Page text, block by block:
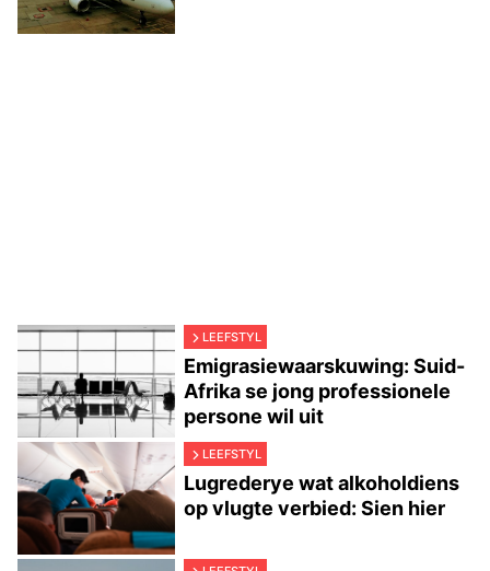
LEEFSTYL
Emigrasiewaarskuwing: Suid-
Afrika se jong professionele
persone wil uit
LEEFSTYL
Lugrederye wat alkoholdiens
op vlugte verbied: Sien hier